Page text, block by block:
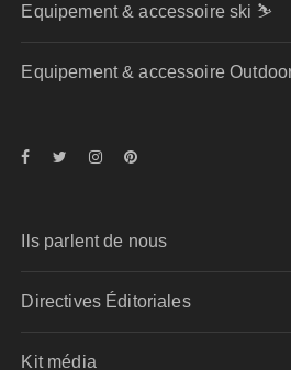
Equipement & accessoire ski ⛷️
Equipement & accessoire
Ils parlent de nous
Directives Éditoriales
Kit média